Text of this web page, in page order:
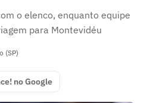
o elenco, enquanto equipe
para Montevidéu
(SP)
no Google